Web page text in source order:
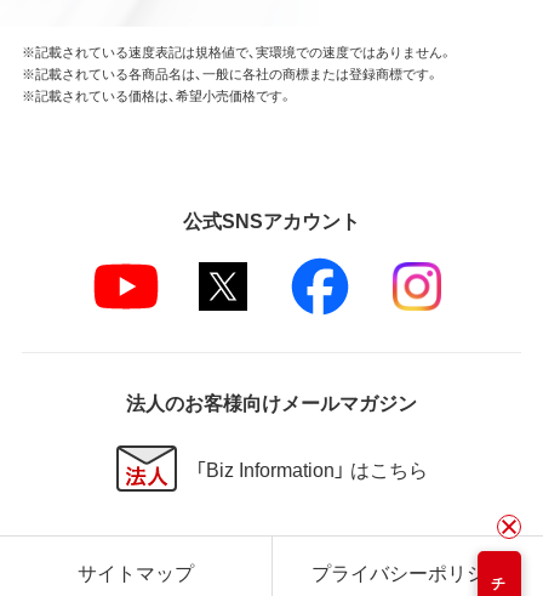
※記載されている速度表記は規格値で、実環境での速度ではありません。
※記載されている各商品名は、一般に各社の商標または登録商標です。
※記載されている価格は、希望小売価格です。
公式SNSアカウント
法人のお客様向けメールマガジン
「Biz Information」 はこちら
サイトマップ プライバシーポリシー